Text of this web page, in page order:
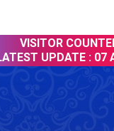
VISITOR COUNTER :
UPDATE :07